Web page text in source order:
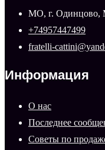
МО, г. Одинцово,
+74957447499
fratelli-
Информация
О нас
Последнее
Советы по